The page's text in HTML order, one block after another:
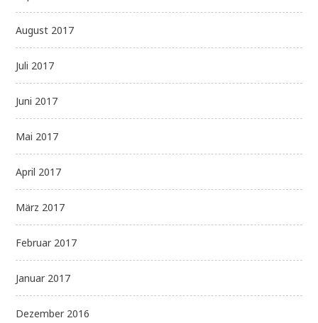
August 2017
Juli 2017
Juni 2017
Mai 2017
April 2017
März 2017
Februar 2017
Januar 2017
Dezember 2016